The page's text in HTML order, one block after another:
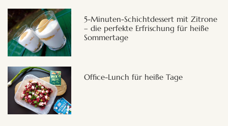
5-Minuten-Schichtdessert mit Zitrone
– die perfekte Erfrischung für heiße
Sommertage
Office-Lunch für heiße Tage